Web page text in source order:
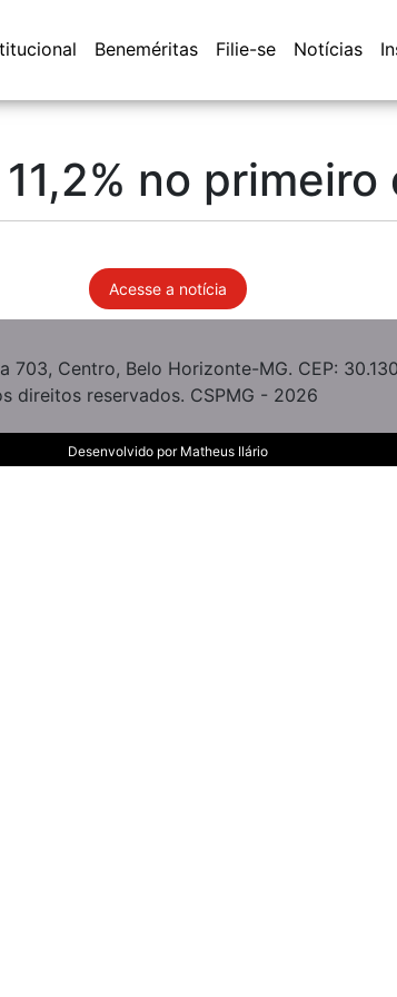
Beneméritas Filie-se Notícias
no
Acesse a notícia
703, Centro, Belo Horizonte-MG. CEP:
direitos reservados. CSPMG - 2026
Desenvolvido por Matheus Ilário